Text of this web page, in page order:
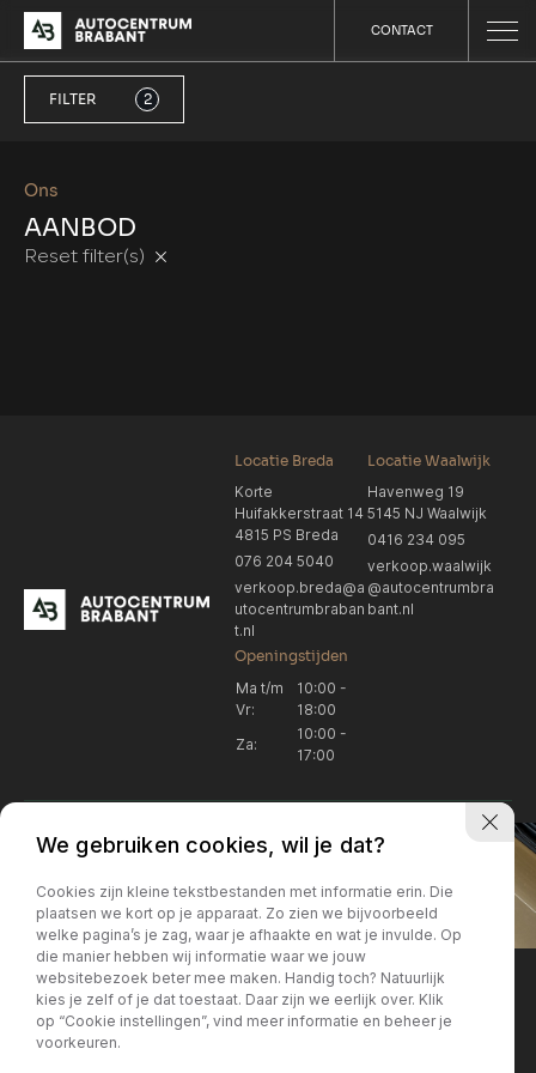
CONTACT
Ons
AANBOD
Reset filter(s)
FILTER 2
Locatie Breda
Korte
Huifakkerstraat 14
4815 PS Breda
076 204 5040
verkoop.breda@a
utocentrumbraban
t.nl
Locatie Waalwijk
Havenweg 19
5145 NJ Waalwijk
0416 234 095
verkoop.waalwijk
@autocentrumbra
bant.nl
Openingstijden
Ma t/m
Vr:
10:00 -
18:00
Za:
10:00 -
17:00
Locatie Breda
076 204 5040
Locatie Breda
verkoop.breda@autocentrum
brabant.nl
Locatie Breda
Korte Huifakkerstraat 14
4815 PS Breda
Locatie Breda
+31 076 204 5040
We gebruiken cookies, wil je dat?
Cookies zijn kleine tekstbestanden met informatie erin. Die
plaatsen we kort op je apparaat. Zo zien we bijvoorbeeld
welke pagina’s je zag, waar je afhaakte en wat je invulde. Op
die manier hebben wij informatie waar we jouw
websitebezoek beter mee maken. Handig toch? Natuurlijk
kies je zelf of je dat toestaat. Daar zijn we eerlijk over. Klik
op “Cookie instellingen”, vind meer informatie en beheer je
voorkeuren.